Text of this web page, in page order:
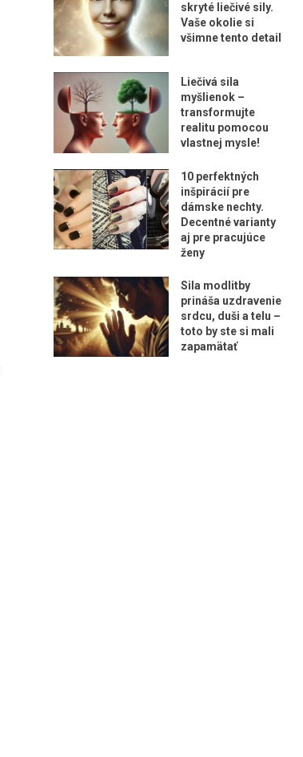
skryté liečivé sily.
Vaše okolie si
všimne tento detail
Liečivá sila
myšlienok –
transformujte
realitu pomocou
vlastnej mysle!
10 perfektných
inšpirácií pre
dámske nechty.
Decentné varianty
aj pre pracujúce
ženy
Sila modlitby
prináša uzdravenie
srdcu, duši a telu –
toto by ste si mali
zapamätať